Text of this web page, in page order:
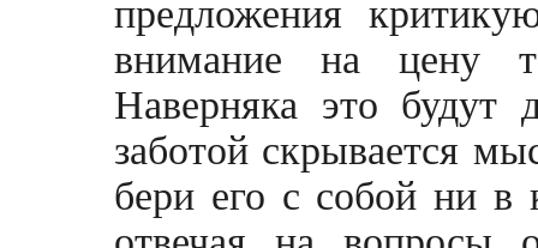
предложения
внимание на цену
Наверняка это
заботой скрывается
бери его с собой ни в